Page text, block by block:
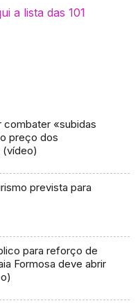
a lista das 101
combater «subidas
preço dos
prevista para
para reforço de
Formosa deve abrir